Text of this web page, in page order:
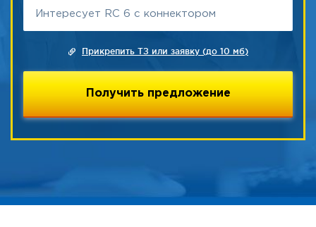
Прикрепить ТЗ или заявку (до 10 мб)